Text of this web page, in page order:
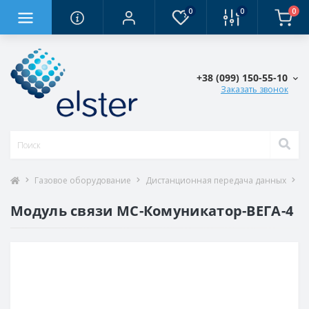
0 0 0
+38 (0‎99) 150-55-10
Заказать звонок
Газовое оборудование Дистанционная передача данных
Модуль связи МС-Комуникатор-ВEГA-4